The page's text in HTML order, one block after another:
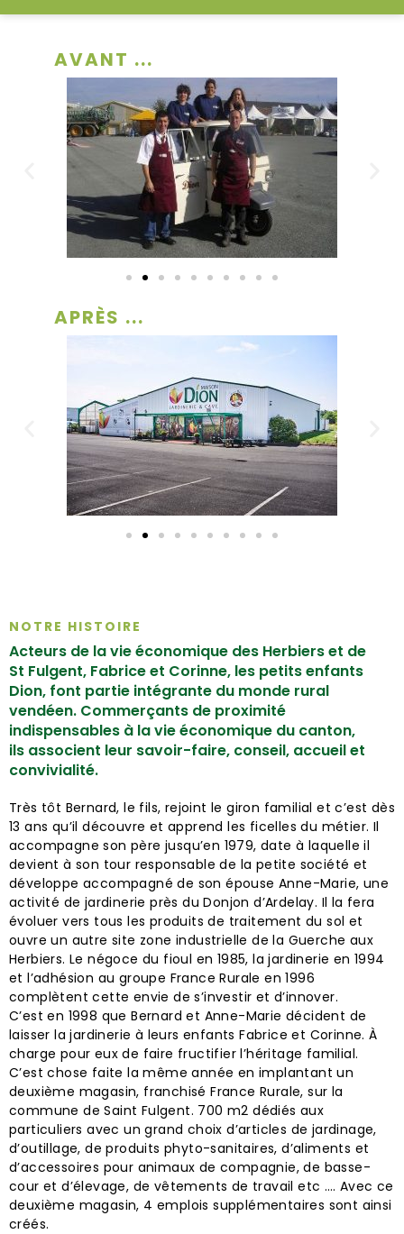
AVANT ...
APRÈS ...
NOTRE HISTOIRE
Acteurs de la vie économique des Herbiers et de
St Fulgent, Fabrice et Corinne, les petits enfants
Dion, font partie intégrante du monde rural
vendéen. Commerçants de proximité
indispensables à la vie économique du canton,
ils associent leur savoir-faire, conseil, accueil et
convivialité.
Très tôt Bernard, le fils, rejoint le giron familial et c’est dès
13 ans qu’il découvre et apprend les ficelles du métier. Il
accompagne son père jusqu’en 1979, date à laquelle il
devient à son tour responsable de la petite société et
développe accompagné de son épouse Anne-Marie, une
activité de jardinerie près du Donjon d’Ardelay. Il la fera
évoluer vers tous les produits de traitement du sol et
ouvre un autre site zone industrielle de la Guerche aux
Herbiers. Le négoce du fioul en 1985, la jardinerie en 1994
et l’adhésion au groupe France Rurale en 1996
complètent cette envie de s’investir et d’innover.
C’est en 1998 que Bernard et Anne-Marie décident de
laisser la jardinerie à leurs enfants Fabrice et Corinne. À
charge pour eux de faire fructifier l’héritage familial.
C’est chose faite la même année en implantant un
deuxième magasin, franchisé France Rurale, sur la
commune de Saint Fulgent. 700 m2 dédiés aux
particuliers avec un grand choix d’articles de jardinage,
d’outillage, de produits phyto-sanitaires, d’aliments et
d’accessoires pour animaux de compagnie, de basse-
cour et d’élevage, de vêtements de travail etc …. Avec ce
deuxième magasin, 4 emplois supplémentaires sont ainsi
créés.